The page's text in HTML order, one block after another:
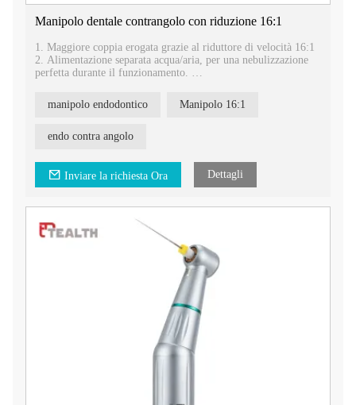
Manipolo dentale contrangolo con riduzione 16:1
1. Maggiore coppia erogata grazie al riduttore di velocità 16:1
2. Alimentazione separata acqua/aria, per una nebulizzazione
perfetta durante il funzionamento.
multifunzione.
4. Viene utilizzato per la levigatura e la lucidatura.
manipolo endodontico Manipolo 16:1
endo contra angolo
Inviare la richiesta Ora Dettagli